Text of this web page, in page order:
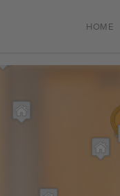
HOME